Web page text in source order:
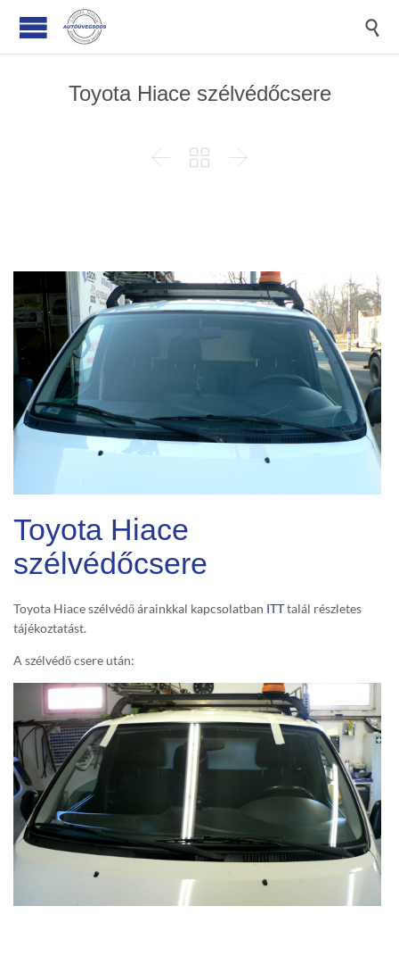

Toyota Hiace szélvédőcsere
  
Toyota Hiace
szélvédőcsere
Toyota Hiace szélvédő árainkkal kapcsolatban ITTtalál részletes
tájékoztatást.
A szélvédő csere után: